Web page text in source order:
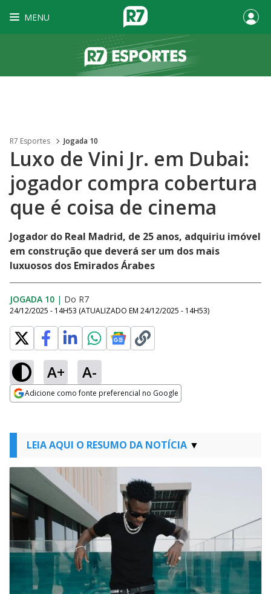
MENU
R7 Esportes Jogada 10
Luxo de Vini Jr. em Dubai:
jogador compra cobertura
que é coisa de cinema
Jogador do Real Madrid, de 25 anos, adquiriu imóvel
em construção que deverá ser um dos mais
luxuosos dos Emirados Árabes
JOGADA 10 | Do R7
24/12/2025 - 14H53 (ATUALIZADO EM 24/12/2025 - 14H53)
A+ A-
Adicione como fonte preferencial no Google
LEIA AQUI O RESUMO DA NOTÍCIA